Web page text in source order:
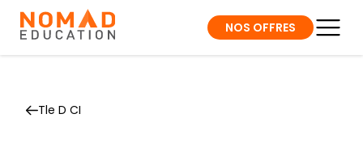
NOS OFFRES
Tle D CI